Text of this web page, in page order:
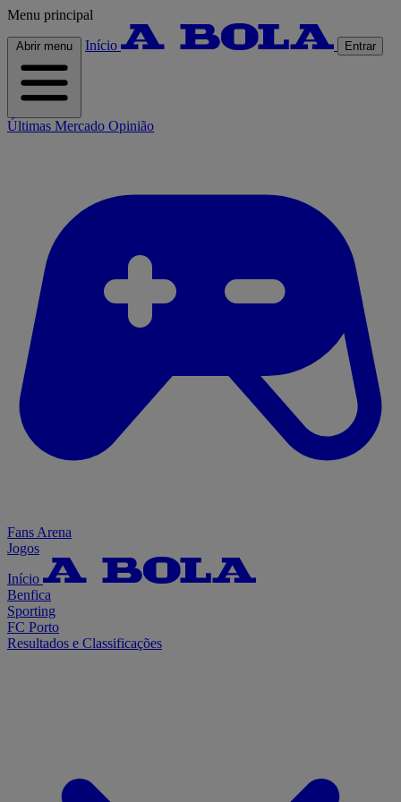
Menu principal
Abrir menu Início Entrar
Últimas Mercado Opinião
Fans Arena
Jogos
Início
Benfica
Sporting
FC Porto
Resultados e Classificações